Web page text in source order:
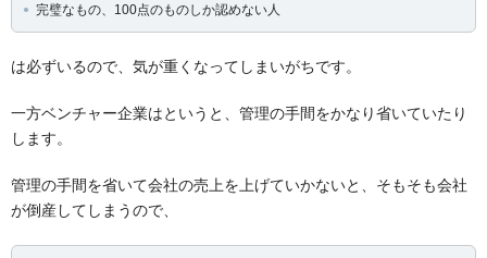
完璧なもの、100点のものしか認めない人
は必ずいるので、気が重くなってしまいがちです。
一方ベンチャー企業はというと、管理の手間をかなり省いていたり
します。
管理の手間を省いて会社の売上を上げていかないと、そもそも会社
が倒産してしまうので、